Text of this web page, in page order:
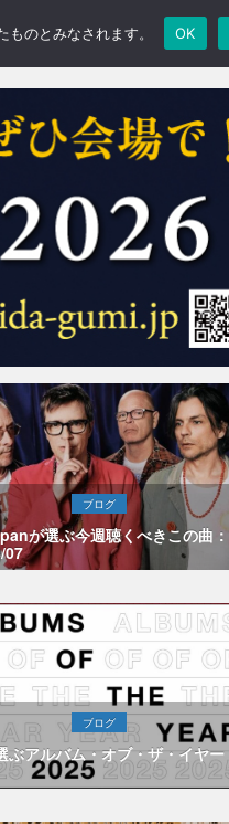
ブログ
が選ぶ今週聴くべきこの曲：
07
ブログ
ぶアルバム・オブ・ザ・イヤー
のとみなされます。 OK